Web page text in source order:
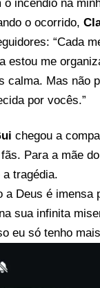
o incêndio na
o ocorrido,
“Cada
estou me
calma. Mas não
por vocês.”
chegou a
Para a mãe
tragédia.
a Deus é
sua infinita
eu só tenho